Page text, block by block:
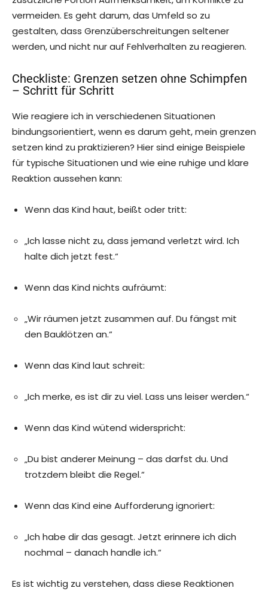
vermeiden. Es geht darum, das Umfeld so zu
gestalten, dass Grenzüberschreitungen seltener
werden, und nicht nur auf Fehlverhalten zu reagieren.
Checkliste: Grenzen setzen ohne Schimpfen
– Schritt für Schritt
Wie reagiere ich in verschiedenen Situationen
bindungsorientiert, wenn es darum geht, mein grenzen
setzen kind zu praktizieren? Hier sind einige Beispiele
für typische Situationen und wie eine ruhige und klare
Reaktion aussehen kann:
Wenn das Kind haut, beißt oder tritt:
„Ich lasse nicht zu, dass jemand verletzt wird. Ich
halte dich jetzt fest.“
Wenn das Kind nichts aufräumt:
„Wir räumen jetzt zusammen auf. Du fängst mit
den Bauklötzen an.“
Wenn das Kind laut schreit:
„Ich merke, es ist dir zu viel. Lass uns leiser werden.“
Wenn das Kind wütend widerspricht:
„Du bist anderer Meinung – das darfst du. Und
trotzdem bleibt die Regel.“
Wenn das Kind eine Aufforderung ignoriert:
„Ich habe dir das gesagt. Jetzt erinnere ich dich
nochmal – danach handle ich.“
Es ist wichtig zu verstehen, dass diese Reaktionen